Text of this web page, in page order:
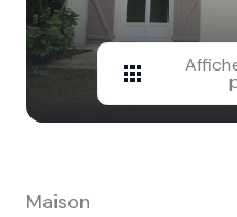
Maison